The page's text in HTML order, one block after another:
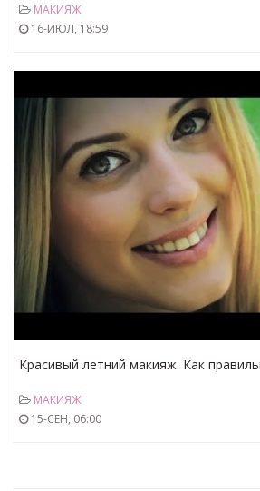
МАКИЯЖ
16-ИЮЛ, 18:59
Красивый летний макияж. Как
МАКИЯЖ
15-СЕН, 06:00